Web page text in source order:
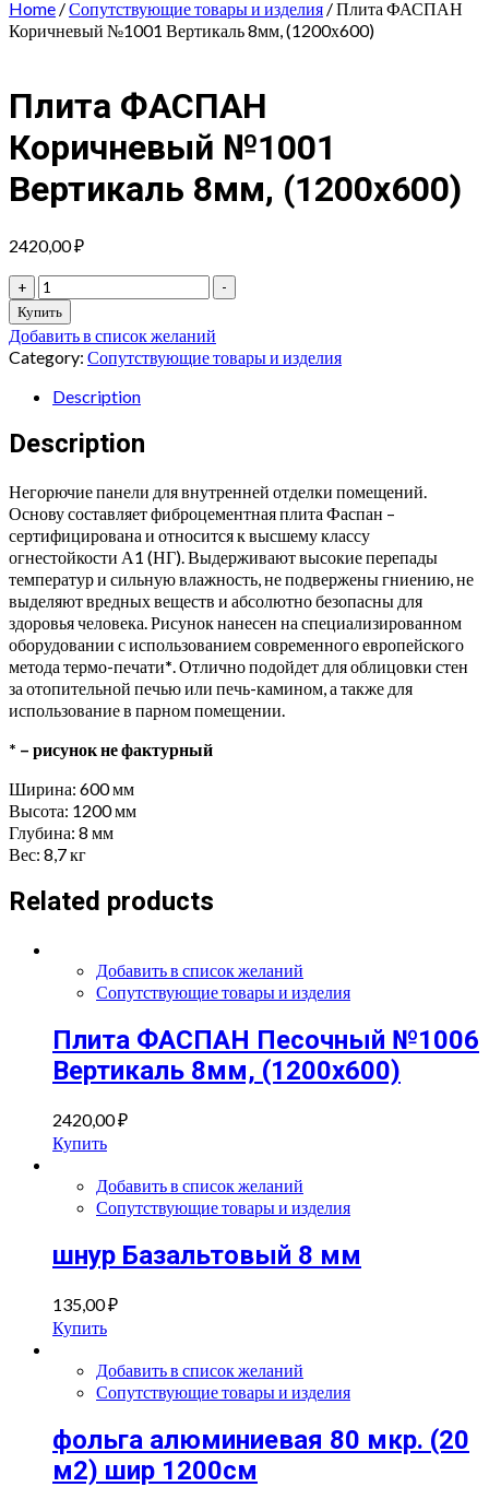
Home /Сопутствующие товары и изделия / Плита ФАСПАН
Коричневый №1001 Вертикаль 8мм, (1200х600)
Плита ФАСПАН
Коричневый №1001
Вертикаль 8мм, (1200х600)
2420,00₽
+
Плита
ФАСПАН
Коричневый
№1001
Вертикаль
8мм,
quantity
-
Купить
Добавить в список желаний
Category: Сопутствующие товары и изделия
Description
Description
Негорючие панели для внутренней отделки помещений.
Основу составляет фиброцементная плита Фаспан –
сертифицирована и относится к высшему классу
огнестойкости А1 (НГ). Выдерживают высокие перепады
температур и сильную влажность, не подвержены гниению, не
выделяют вредных веществ и абсолютно безопасны для
здоровья человека. Рисунок нанесен на специализированном
оборудовании с использованием современного европейского
метода термо-печати* . Отлично подойдет для облицовки стен
за отопительной печью или печь-камином, а также для
использование в парном помещении.
* – рисунок не фактурный
Ширина: 600 мм
Высота: 1200 мм
Глубина: 8 мм
Вес: 8,7 кг
Related products
Добавить в список желаний
Сопутствующие товары и изделия
Плита ФАСПАН Песочный №1006
Вертикаль 8мм, (1200х600)
2420,00₽
Купить
Добавить в список желаний
Сопутствующие товары и изделия
шнур Базальтовый 8 мм
135,00₽
Купить
Добавить в список желаний
Сопутствующие товары и изделия
фольга алюминиевая 80 мкр. (20
м2) шир 1200см